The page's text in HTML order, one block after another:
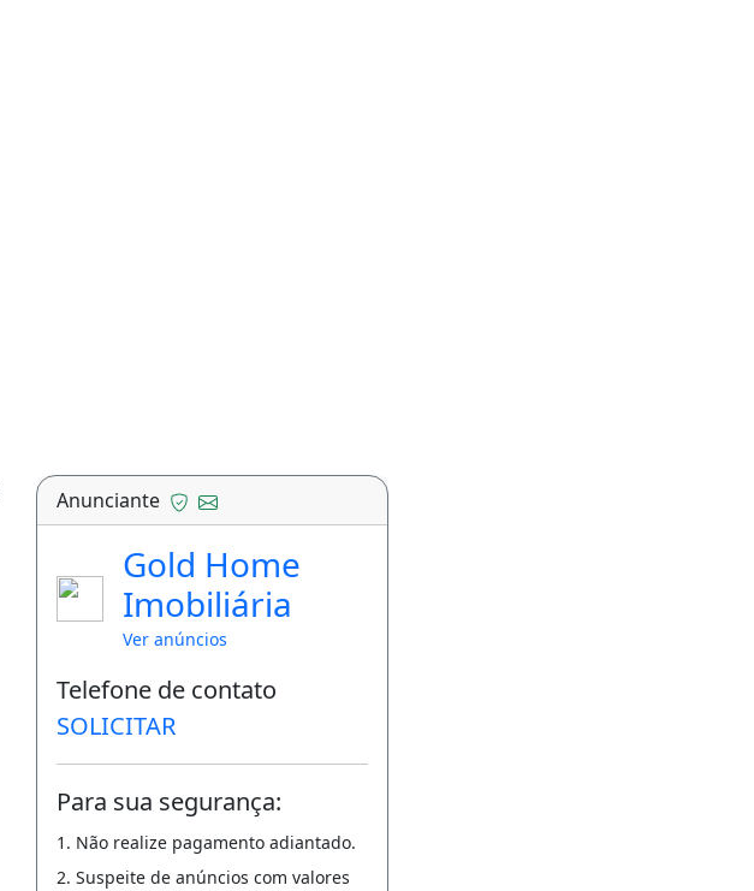
Anunciante
Gold Home
Imobiliária
Ver anúncios
Telefone de contato
SOLICITAR
Para sua segurança:
1. Não realize pagamento adiantado.
2. Suspeite de anúncios com valores